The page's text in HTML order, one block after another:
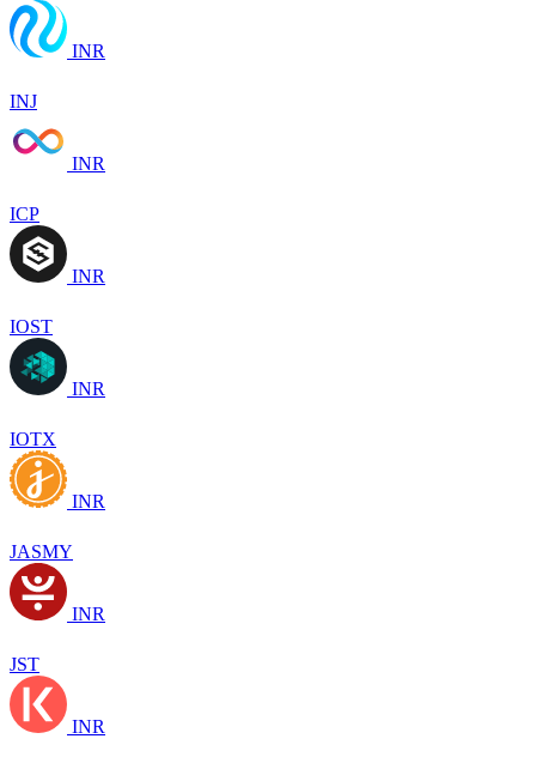
INR
INJ
INR
ICP
INR
IOST
INR
IOTX
INR
JASMY
INR
JST
INR